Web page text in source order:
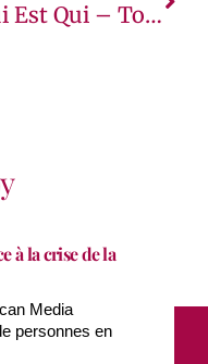
Qui Est Qui – Top 100 Lauréats Internationaux Promotion MIPAD 2023
à la crise de la
Media
personnes en